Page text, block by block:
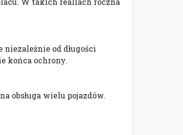
od długości
końca ochrony.
obsługa wielu pojazdów.